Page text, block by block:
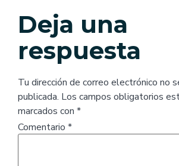
Deja una
respuesta
Tu dirección de correo electrónico no
publicada. Los campos obligatorios
marcados con *
Comentario *